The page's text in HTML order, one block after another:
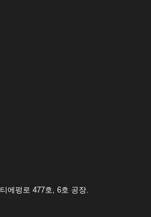
에펑로 477호, 6호 공장.